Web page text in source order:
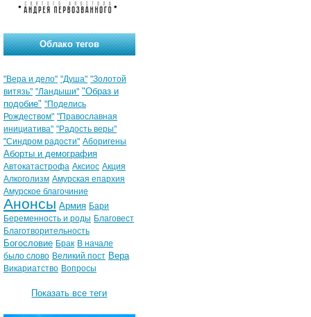
Облако тегов
"Вера и дело" "Душа" "Золотой
витязь" "Ландыши" "Образ и
подобие" "Поделись
Рождеством" "Православная
инициатива" "Радость веры"
"Синдром радости" Аборигены
Аборты и демография
Автокатастрофа Аксиос Акция
Алкоголизм Амурская епархия
Амурское благочиние
Анонсы Армия Бари
Беременность и роды Благовест
Благотворительность
Богословие Брак В начале
было слово Великий пост Вера
Викариатство Вопросы
Показать все теги